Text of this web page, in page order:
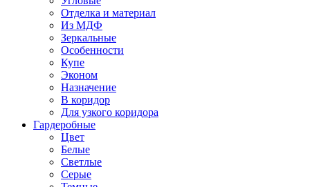
Отделка и материал
Из МДФ
Зеркальные
Особенности
Купе
Эконом
Назначение
В коридор
Для узкого коридора
Гардеробные
Цвет
Белые
Светлые
Серые